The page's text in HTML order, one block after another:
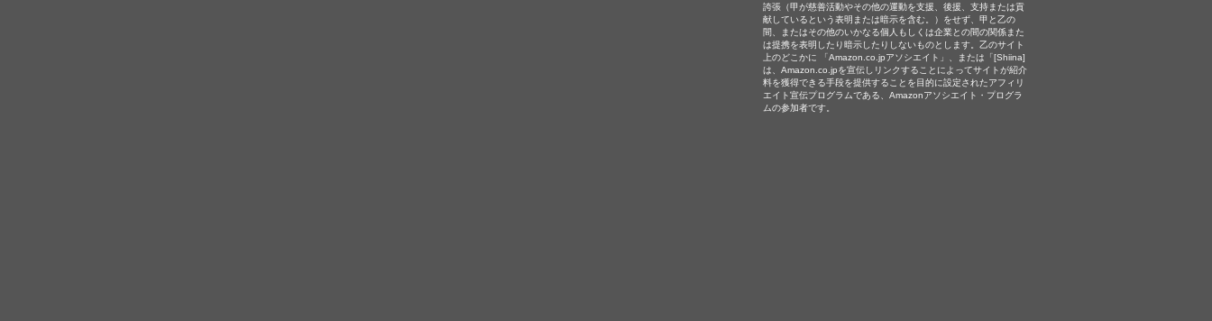
誇張（甲が慈善活動やその他の運動を支援、後援、支持または貢
献しているという表明または暗示を含む。）をせず、甲と乙の
間、またはその他のいかなる個人もしくは企業との間の関係また
は提携を表明したり暗示したりしないものとします。乙のサイト
上のどこかに 「Amazon.co.jpアソシエイト」、または「[Shiina]
は、Amazon.co.jpを宣伝しリンクすることによってサイトが紹介
料を獲得できる手段を提供することを目的に設定されたアフィリ
エイト宣伝プログラムである、Amazonアソシエイト・プログラ
ムの参加者です。